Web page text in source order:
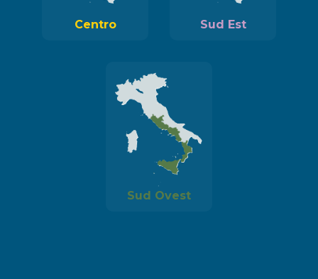
Centro Sud Est
Sud Ovest